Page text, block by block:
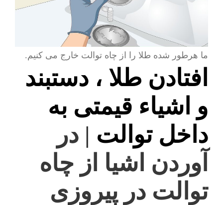
ما هرطور شده طلا را از چاه توالت خارج می کنیم.
افتادن طلا ، دستبند
و اشیاء قیمتی به
داخل توالت | در
آوردن اشیا از چاه
توالت در پیروزی